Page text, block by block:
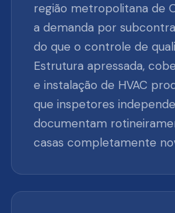
região metropolitana de
a demanda por
do que o controle de
Estrutura apressada,
e instalação de HVAC
que inspetores
documentam
casas completamente